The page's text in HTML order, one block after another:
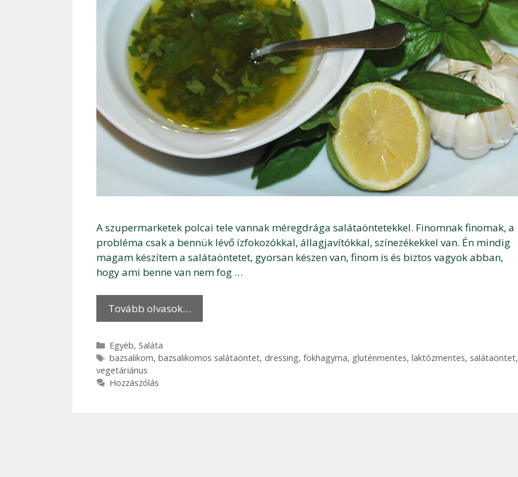
A szupermarketek polcai tele vannak méregdrága salátaöntetekkel. Finomnak finomak, a
probléma csak a bennük lévő ízfokozókkal, állagjavítókkal, színezékekkel van. Én mindig
magam készítem a salátaöntetet, gyorsan készen van, finom is és biztos vagyok abban,
hogy ami benne van nem fog …
Tovább olvasok…
Kategória
Egyéb, Saláta
Címkék
bazsalikom, bazsalikomos salátaöntet, dressing, fokhagyma, gluténmentes, laktózmentes, salátaöntet,
vegetáriánus
Hozzászólás